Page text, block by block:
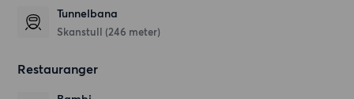
Tunnelbana
Skanstull (246 meter)
Restauranger